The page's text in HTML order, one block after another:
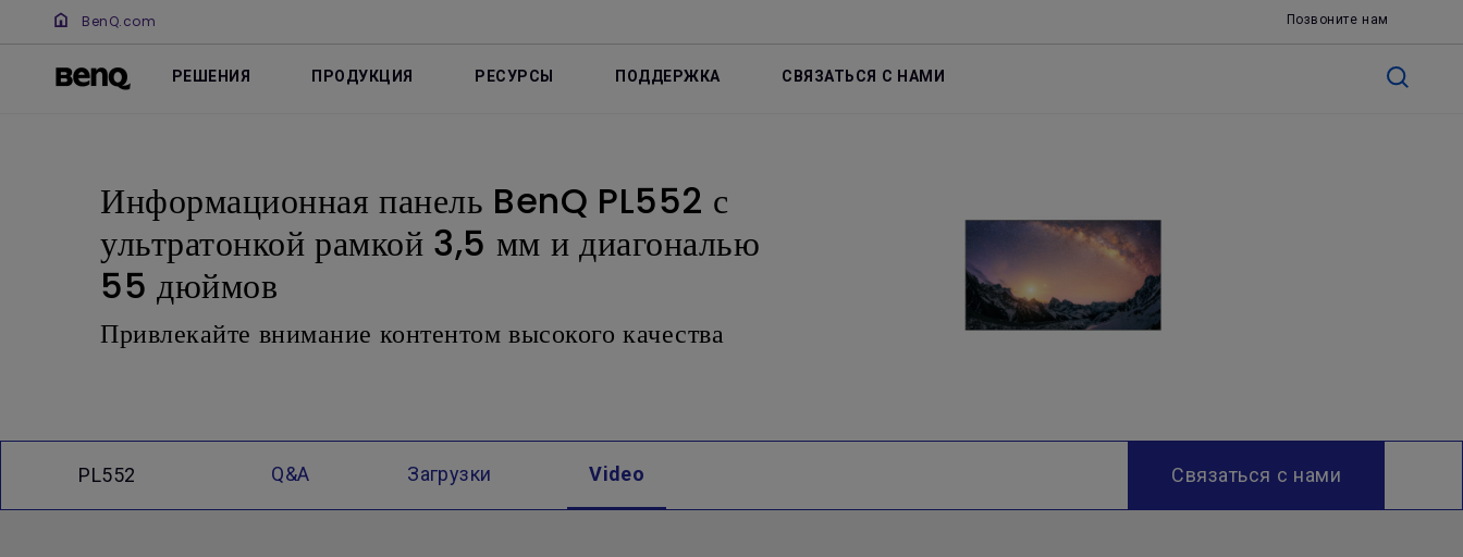
BenQ.com Позвоните нам
РЕШЕНИЯ ПРОДУКЦИЯ РЕСУРСЫ ПОДДЕРЖКА СВЯЗАТЬСЯ С НАМИ
Информационная панель BenQ PL552 с
ультратонкой рамкой 3,5 мм и диагональю
55 дюймов
Привлекайте внимание контентом высокого качества
PL552 Q&A Загрузки Video Связаться с нами